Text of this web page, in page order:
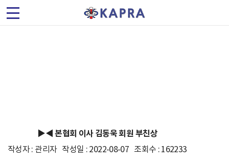
(
속
▶◀ 본협회 이사 김동욱 회원 부친상
작성자 : 관리자 작성일 : 2022-08-07 조회수 : 162233